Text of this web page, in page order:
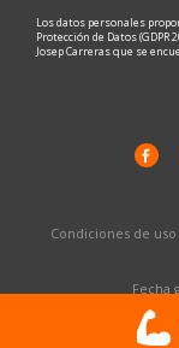
Los datos personales
Protección de Datos
Josep Carreras que se
Condiciones de uso
Fecha